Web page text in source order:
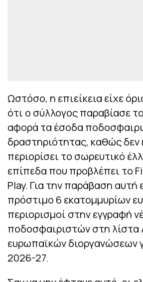
Ωστόσο, η επιείκεια είχε
ότι ο σύλλογος παραβίασε
αφορά τα έσοδα
δραστηριότητας, καθώς δεν
περιορίσει το σωρευτικό
επίπεδα που προβλέπει το
Play. Για την παράβαση αυτή
πρόστιμο 6 εκατομμυρίων
περιορισμοί στην εγγραφή
ποδοσφαιριστών στη λίστα
ευρωπαϊκών διοργανώσεων
2026-27.